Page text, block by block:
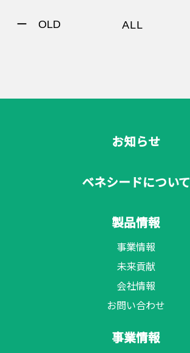
ー OLD ALL
お知らせ
ベネシードについて
製品情報
事業情報
未来貢献
会社情報
お問い合わせ
事業情報